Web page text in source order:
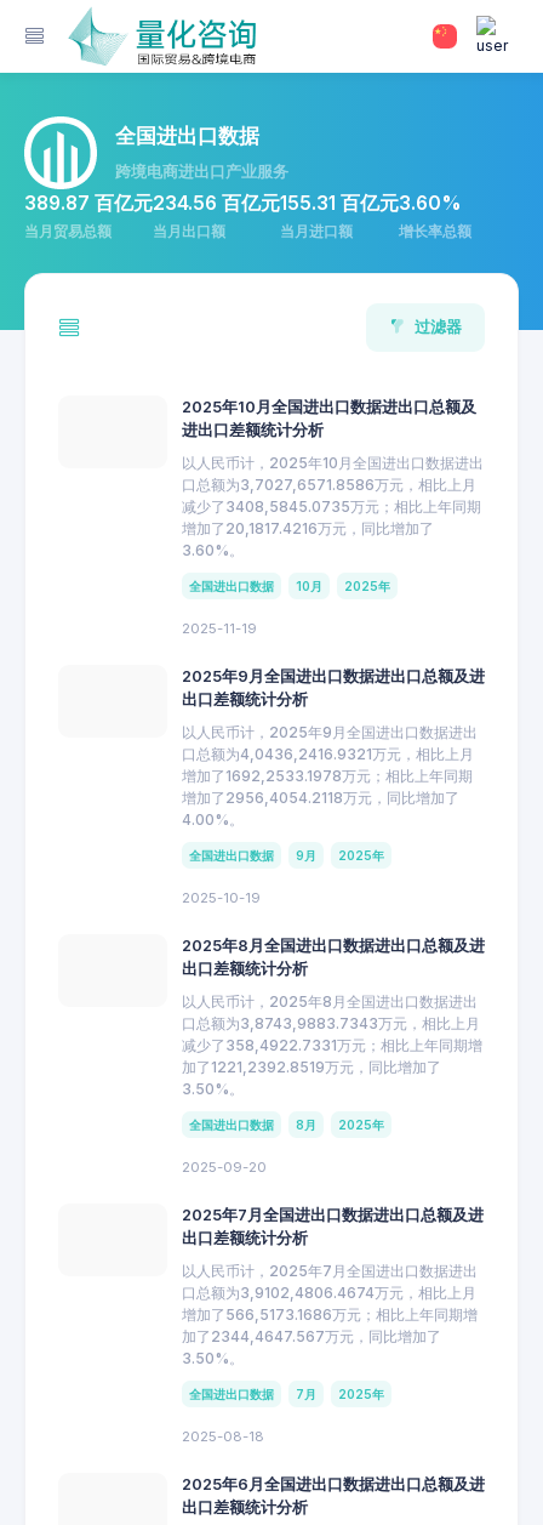
全国进出口数据
跨境电商进出口产业服务
389.87 百亿元
当月贸易总额
234.56 百亿元
当月出口额
155.31 百亿元
当月进口额
3.60%
增长率总额
过滤器
2025年10月全国进出口数据进出口总额及
进出口差额统计分析
以人民币计，2025年10月全国进出口数据进出
口总额为3,7027,6571.8586万元，相比上月
减少了3408,5845.0735万元；相比上年同期
增加了20,1817.4216万元，同比增加了
3.60%。
全国进出口数据 10月 2025年
2025-11-19
2025年9月全国进出口数据进出口总额及进
出口差额统计分析
以人民币计，2025年9月全国进出口数据进出
口总额为4,0436,2416.9321万元，相比上月
增加了1692,2533.1978万元；相比上年同期
增加了2956,4054.2118万元，同比增加了
4.00%。
全国进出口数据 9月 2025年
2025-10-19
2025年8月全国进出口数据进出口总额及进
出口差额统计分析
以人民币计，2025年8月全国进出口数据进出
口总额为3,8743,9883.7343万元，相比上月
减少了358,4922.7331万元；相比上年同期增
加了1221,2392.8519万元，同比增加了
3.50%。
全国进出口数据 8月 2025年
2025-09-20
2025年7月全国进出口数据进出口总额及进
出口差额统计分析
以人民币计，2025年7月全国进出口数据进出
口总额为3,9102,4806.4674万元，相比上月
增加了566,5173.1686万元；相比上年同期增
加了2344,4647.567万元，同比增加了
3.50%。
全国进出口数据 7月 2025年
2025-08-18
2025年6月全国进出口数据进出口总额及进
出口差额统计分析